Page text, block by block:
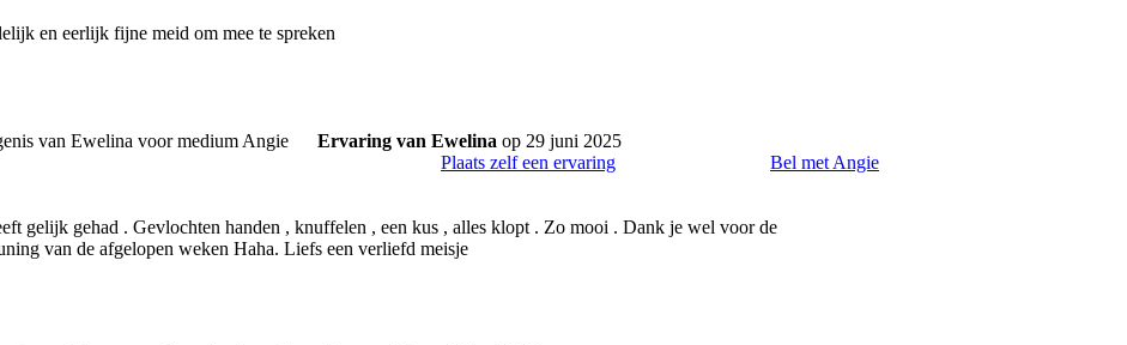
en eerlijk fijne meid om mee te spreken
Ervaring van Ewelina op 29 juni 2025
Plaats zelf een ervaring
Bel met Angie
gelijk gehad . Gevlochten handen , knuffelen , een kus , alles klopt . Zo mooi . Dank je wel voor de
van de afgelopen weken Haha. Liefs een verliefd meisje